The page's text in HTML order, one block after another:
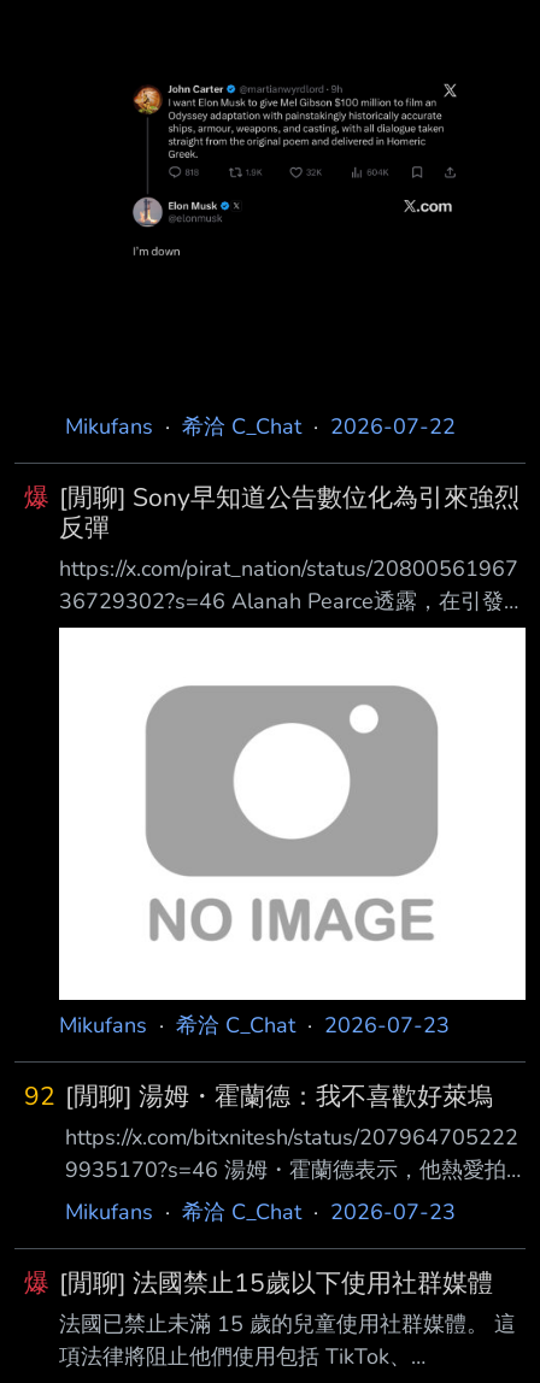
Mikufans · 希洽 C_Chat· 2026-07-22
爆 [閒聊] Sony早知道公告數位化為引來強烈
反彈
https://x.com/pirat_nation/status/20800561967
36729302?s=46 Alanah Pearce透露，在引發爭
議的 PlayStation 光碟相關公告發布前，索尼制
近日在一段影片中表示，一些在 PlayStation 第
一方工作室任職的人員告訴她，索 尼在正式公布
消息之前，就已經預料到會引發強烈反彈。 根據
Pearce的說法： 「索尼早就知道所有人都會非常
不爽他們知道這件事。 PlayStation 第一方
Mikufans · 希洽 C_Chat· 2026-07-23
92 [閒聊] 湯姆・霍蘭德：我不喜歡好萊塢
https://x.com/bitxnitesh/status/207964705222
9935170?s=46 湯姆・霍蘭德表示，他熱愛拍
電影， 但他並不喜歡好萊塢。 「我真的非常喜
「那裡不適合我。」 霍蘭德坦言，這個產業本
身令他感到害怕。 「我一直在尋找能讓自己抽
離其中的方法。」 「只想盡可能過著普通人的
生活。」 他說，自己親眼看過成名如何改變一
Mikufans · 希洽 C_Chat· 2026-07-23
爆 [閒聊] 法國禁止15歲以下使用社群媒體
法國已禁止未滿 15 歲的兒童使用社群媒體。 這
項法律將阻止他們使用包括 TikTok、